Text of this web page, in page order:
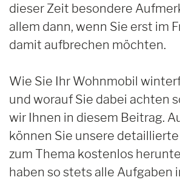
dieser Zeit besondere
allem dann, wenn Sie erst im
damit aufbrechen möchten.
Wie Sie Ihr Wohnmobil
und worauf Sie dabei achten
wir Ihnen in diesem Beitrag.
können Sie unsere
zum Thema kostenlos
haben so stets alle Aufgaben